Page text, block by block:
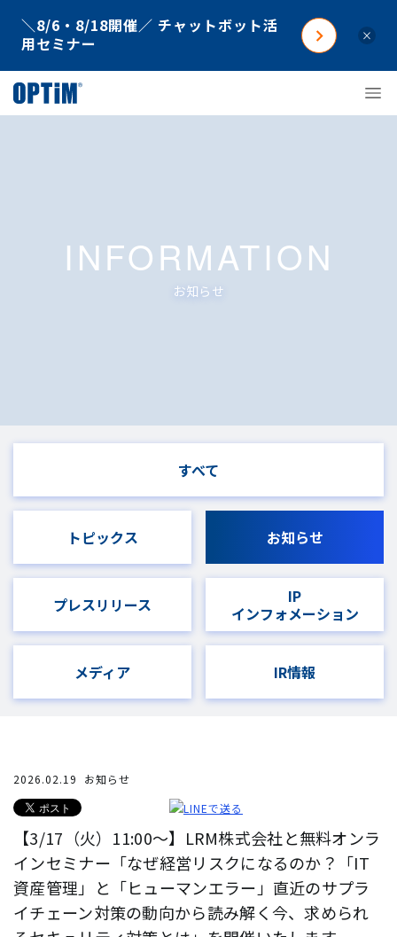
＼8/6・8/18開催／ チャットボット活
用セミナー
×
INFORMATION
お知らせ
すべて
トピックス お知らせ
プレスリリース
IP
インフォメーション
メディア IR情報
2026.02.19 お知らせ
【3/17（火）11:00～】LRM株式会社と無料オンラ
インセミナー「なぜ経営リスクになるのか？「IT
資産管理」と「ヒューマンエラー」直近のサプラ
イチェーン対策の動向から読み解く今、求められ